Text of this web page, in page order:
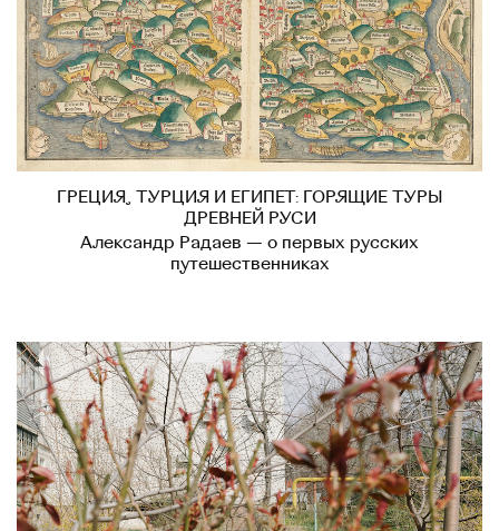
ГРЕЦИЯ, ТУРЦИЯ И ЕГИПЕТ: ГОРЯЩИЕ ТУРЫ
ДРЕВНЕЙ РУСИ
Александр Радаев — о первых русских
путешественниках